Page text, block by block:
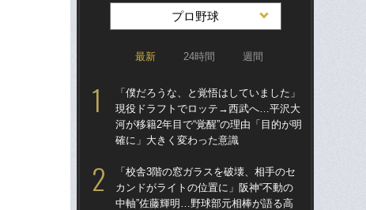
プロ野球
最新 24時間 週間
「僕だろうな、と覚悟はしていました」
現役ドラフトでロッテ→西武へ…平沢大
河が移籍2年目で“覚醒”の理由「目的が明
確に」大きく変わった意識
「校舎3階の窓ガラスを破壊、相手のセ
カンドがライトの位置に」阪神“不動の
中軸”佐藤輝明…野球部元相棒が語る高